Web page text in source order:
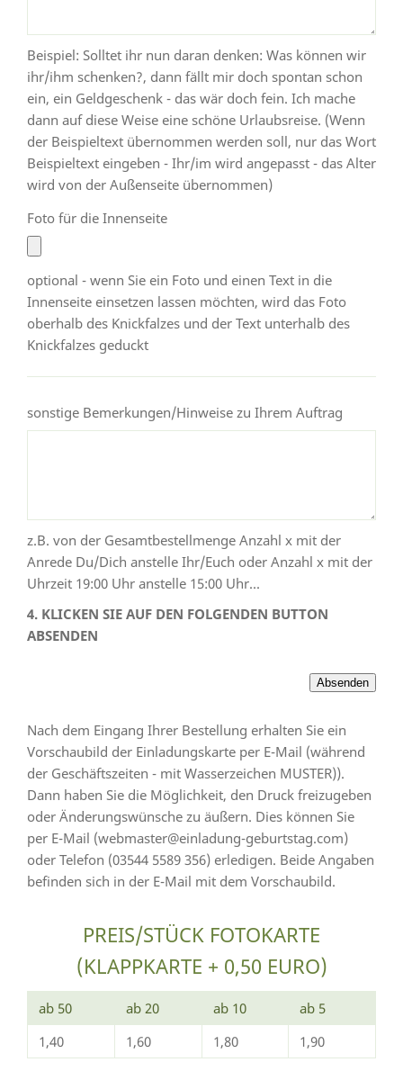
Beispiel: Solltet ihr nun daran denken: Was können wir
ihr/ihm schenken?, dann fällt mir doch spontan schon
ein, ein Geldgeschenk - das wär doch fein. Ich mache
dann auf diese Weise eine schöne Urlaubsreise. (Wenn
der Beispieltext übernommen werden soll, nur das Wort
Beispieltext eingeben - Ihr/im wird angepasst - das Alter
wird von der Außenseite übernommen)
Foto für die Innenseite
optional - wenn Sie ein Foto und einen Text in die
Innenseite einsetzen lassen möchten, wird das Foto
oberhalb des Knickfalzes und der Text unterhalb des
Knickfalzes geduckt
sonstige Bemerkungen/Hinweise zu Ihrem Auftrag
z.B. von der Gesamtbestellmenge Anzahl x mit der
Anrede Du/Dich anstelle Ihr/Euch oder Anzahl x mit der
Uhrzeit 19:00 Uhr anstelle 15:00 Uhr...
4. KLICKEN SIE AUF DEN FOLGENDEN BUTTON
ABSENDEN
Nach dem Eingang Ihrer Bestellung erhalten Sie ein
Vorschaubild der Einladungskarte per E-Mail (während
der Geschäftszeiten - mit Wasserzeichen MUSTER)).
Dann haben Sie die Möglichkeit, den Druck freizugeben
oder Änderungswünsche zu äußern. Dies können Sie
per E-Mail (webmaster@einladung-geburtstag.com)
oder Telefon (03544 5589 356) erledigen. Beide Angaben
befinden sich in der E-Mail mit dem Vorschaubild.
PREIS/STÜCK FOTOKARTE
(KLAPPKARTE + 0,50 EURO)
ab 50 ab 20 ab 10
ab 5
1,40
1,60 1,80 1,90